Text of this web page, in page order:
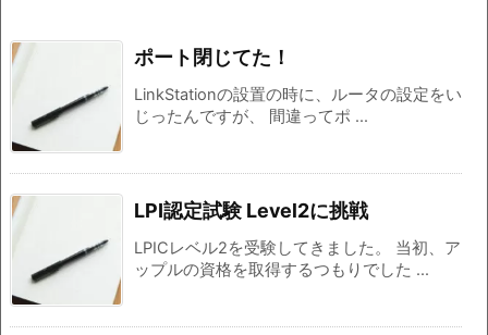
ポート閉じてた！
LinkStationの設置の時に、ルータの設定をい
じったんですが、 間違ってポ ...
LPI認定試験 Level2に挑戦
LPICレベル2を受験してきました。 当初、ア
ップルの資格を取得するつもりでした ...